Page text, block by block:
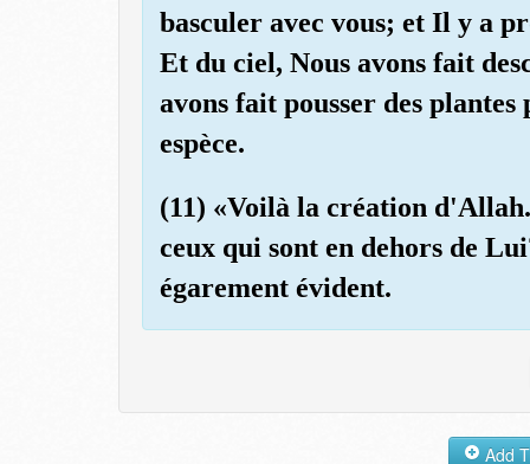
basculer avec vous; et Il y a
Et du ciel, Nous avons fait
avons fait pousser des
espèce.
(11) «Voilà la création
ceux qui sont en dehors de
égarement évident.